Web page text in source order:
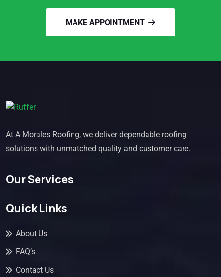
MAKE APPOINTMENT
At A Morales Roofing, we deliver dependable roofing
solutions with unmatched quality and customer care.
Our Services
Quick Links
About Us
FAQ’s
Contact Us